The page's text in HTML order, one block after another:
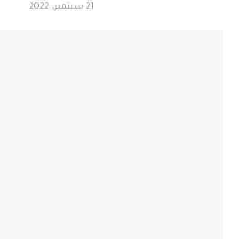
21 سبتمبر، 2022